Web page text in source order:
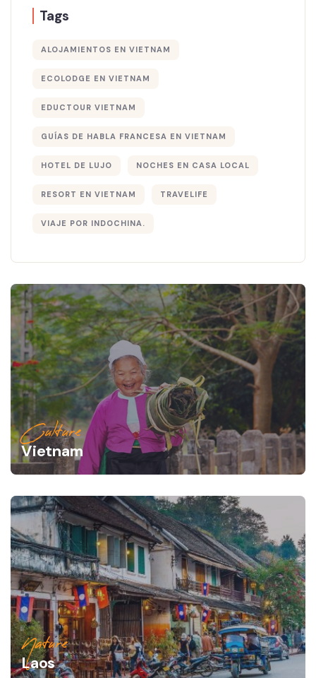
Tags
ALOJAMIENTOS EN VIETNAM
ECOLODGE EN VIETNAM
EDUCTOUR VIETNAM
GUÍAS DE HABLA FRANCESA EN VIETNAM
HOTEL DE LUJO NOCHES EN CASA LOCAL
RESORT EN VIETNAM TRAVELIFE
VIAJE POR INDOCHINA.
Culture
Vietnam
Nature
Laos